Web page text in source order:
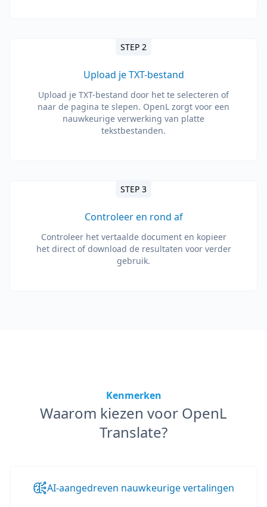
STEP 2
Upload je TXT-bestand
Upload je TXT-bestand door het te selecteren of
naar de pagina te slepen. OpenL zorgt voor een
nauwkeurige verwerking van platte
tekstbestanden.
STEP 3
Controleer en rond af
Controleer het vertaalde document en kopieer
het direct of download de resultaten voor verder
gebruik.
Kenmerken
Waarom kiezen voor OpenL
Translate?
AI-aangedreven nauwkeurige vertalingen